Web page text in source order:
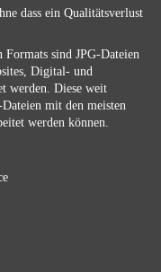
dass ein Qualitätsverlust
sind JPG-Dateien
Digital- und
werden. Diese weit
mit den meisten
werden können.